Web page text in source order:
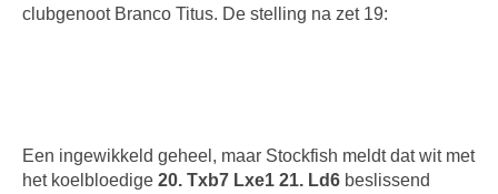
clubgenoot Branco Titus. De stelling na zet 19:
Een ingewikkeld geheel, maar Stockfish meldt dat wit met
het koelbloedige 20. Txb7 Lxe1 21. Ld6 beslissend